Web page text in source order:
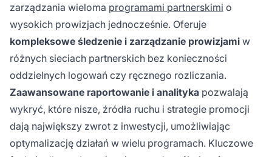
zarządzania wieloma programami partnerskimi o
wysokich prowizjach jednocześnie. Oferuje
kompleksowe śledzenie i zarządzanie prowizjami w
różnych sieciach partnerskich bez konieczności
oddzielnych logowań czy ręcznego rozliczania.
Zaawansowane raportowanie i analityka pozwalają
wykryć, które nisze, źródła ruchu i strategie promocji
dają największy zwrot z inwestycji, umożliwiając
optymalizację działań w wielu programach. Kluczowe